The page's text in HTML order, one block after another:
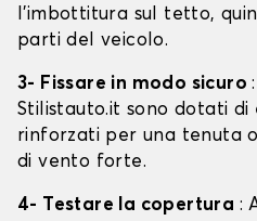
l'imbottitura sul tetto,
parti del veicolo.
3- Fissare in modo sicuro
Stilistauto.it sono dotati di
rinforzati per una tenuta
di vento forte.
4- Testare la copertura :